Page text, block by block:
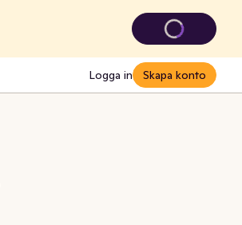
Logga in Skapa konto